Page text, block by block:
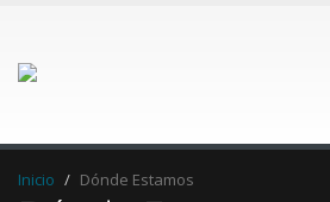
Inicio Dónde Estamos